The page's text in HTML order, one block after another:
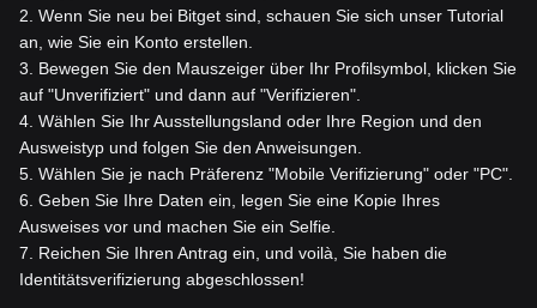
2 Wenn Sie neu bei Bitget sind, schauen Sie sich unser Tutorial
an, wie Sie ein Konto erstellen.
3
Bewegen Sie den Mauszeiger über Ihr Profilsymbol, klicken Sie
auf "Unverifiziert" und dann auf "Verifizieren".
4 Wählen Sie Ihr Ausstellungsland oder Ihre Region und den
Ausweistyp und folgen Sie den Anweisungen.
5 Wählen Sie je nach Präferenz "Mobile Verifizierung" oder "PC".
6 Geben Sie Ihre Daten ein, legen Sie eine Kopie Ihres
Ausweises vor und machen Sie ein Selfie.
7
Reichen Sie Ihren Antrag ein, und voilà, Sie haben die
Identitätsverifizierung abgeschlossen!